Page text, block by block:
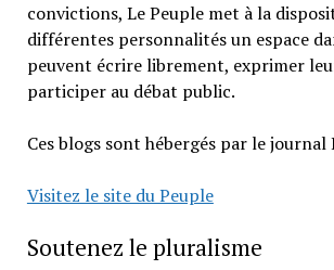
convictions, Le Peuple met à la
différentes personnalités un espace
peuvent écrire librement, exprimer
participer au débat public.
Ces blogs sont hébergés par le journal
Visitez le site du Peuple
Soutenez le pluralisme